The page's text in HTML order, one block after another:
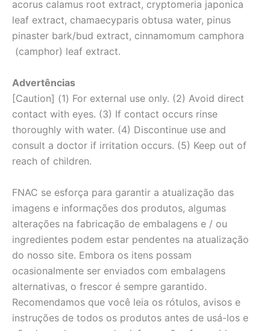
acorus calamus root extract, cryptomeria japonica
leaf extract, chamaecyparis obtusa water, pinus
pinaster bark/bud extract, cinnamomum camphora
(camphor) leaf extract.
Advertências
[Caution] (1) For external use only. (2) Avoid direct
contact with eyes. (3) If contact occurs rinse
thoroughly with water. (4) Discontinue use and
consult a doctor if irritation occurs. (5) Keep out of
reach of children.
FNAC se esforça para garantir a atualização das
imagens e informações dos produtos, algumas
alterações na fabricação de embalagens e / ou
ingredientes podem estar pendentes na atualização
do nosso site. Embora os itens possam
ocasionalmente ser enviados com embalagens
alternativas, o frescor é sempre garantido.
Recomendamos que você leia os rótulos, avisos e
instruções de todos os produtos antes de usá-los e